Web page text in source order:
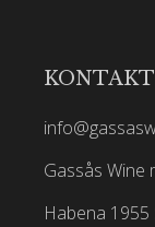
KONTAKT
Gassås Wine
Habena 1955